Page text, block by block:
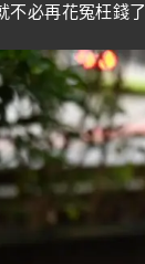
不必再花冤枉錢了